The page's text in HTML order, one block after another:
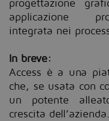
progettazione
applicazione
integrata nei
In breve:
Access è a una
che, se usata con
un potente
crescita dell’azienda.